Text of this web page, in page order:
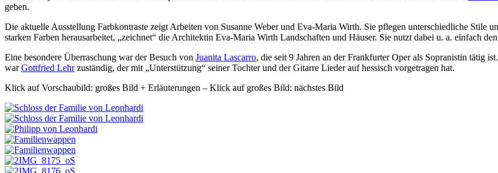
geben.
Die aktuelle Ausstellung Farbkontraste zeigt Arbeiten von Susanne Weber und Eva-Maria Wirth. Sie pflegen unterschiedliche Stile
starken Farben herausarbeitet, „zeichnet“ die Architektin Eva-Maria Wirth Landschaften und Häuser. Sie nutzt dabei u. a. einfach
Eine besondere Überraschung war der Besuch von Juanita Lascarro, die seit 9 Jahren an der Frankfurter Oper als Sopranistin tätig
warGottfried Lehrzuständig, der mit „Unterstützung“ seiner Tochter und der Gitarre Lieder auf hessisch vorgetragen hat.
Klick auf Vorschaubild: großes Bild + Erläuterungen – Klick auf großes Bild: nächstes Bild